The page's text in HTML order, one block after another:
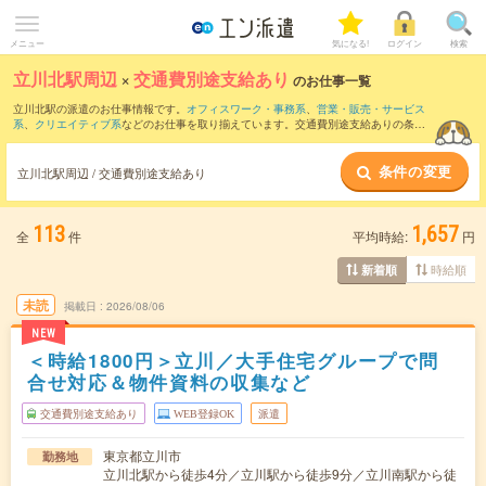
メニュー 気になる! ログイン 検索
立川北駅周辺 ×交通費別途支給あり のお仕事一覧
立川北駅の派遣のお仕事情報です。 オフィスワーク・事務系、 営業・販売・サービス
系、 クリエイティブ系などのお仕事を取り揃えています。交通費別途支給ありの条件
立川北駅周辺 / 交通費別途支給あり 条件の変更
全 113件 平均時給: 1,657 円
新着順 時給順
未読
NEW
掲載日 2026/08/06
＜時給1800円＞立川／大手住宅グループで問
合せ対応＆物件資料の収集など
交通費別途支給あり WEB登録OK 派遣
勤務地
東京都立川市
立川北駅から徒歩4分／立川駅から徒歩9分／立川南駅から徒